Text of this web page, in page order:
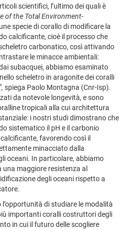
scientifici, l’ultimo dei quali è
of the Total Environment-
specie di corallo di modificare la
calcificante, cioè il processo che
carbonatico, così attivando
le minacce ambientali:
subacquei, abbiamo esaminato
scheletro in aragonite dei coralli
spiega Paolo Montagna (Cnr-Isp).
da notevole longevità, e sono
tropicali alla cui architettura
i nostri studi dimostrano che
sistematico il pH e il carbonio
favorendo così il
minacciato dalla
oceani. In particolare, abbiamo
una maggiore resistenza al
degli oceani rispetto a
di studiare le modalità
importanti coralli costruttori degli
in cui il futuro delle scogliere